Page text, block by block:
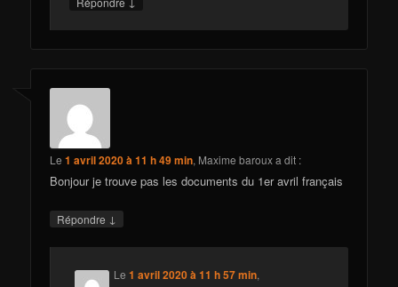
Le1 avril 2020 à 11 h 49 min, Maxime barouxa dit :
Bonjour je trouve pas les documents du 1er avril français
Répondre ↓
Le1 avril 2020 à 11 h 57 min,